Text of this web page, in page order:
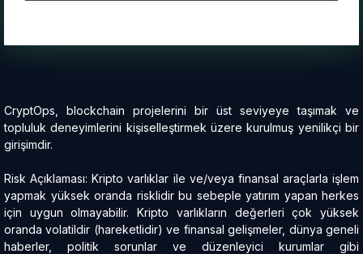
CryptOps, blockchain projelerini bir üst seviyeye taşımak ve
topluluk deneyimlerini kişiselleştirmek üzere kurulmuş yenilikçi bir
girişimdir.
Risk Açıklaması: Kripto varlıklar ile ve/veya finansal araçlarla işlem
yapmak yüksek oranda risklidir bu sebeple yatırım yapan herkes
için uygun olmayabilir. Kripto varlıkların değerleri çok yüksek
oranda volatildir (hareketlidir) ve finansal gelişmeler, dünya geneli
haberler, politik sorunlar ve düzenleyici kurumlar gibi